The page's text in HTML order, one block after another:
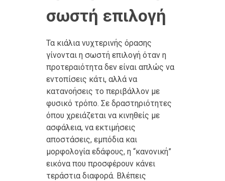
σωστή επιλογή
Τα κιάλια νυχτερινής όρασης
γίνονται η σωστή επιλογή όταν η
προτεραιότητα δεν είναι απλώς να
εντοπίσεις κάτι, αλλά να
κατανοήσεις το περιβάλλον με
φυσικό τρόπο. Σε δραστηριότητες
όπου χρειάζεται να κινηθείς με
ασφάλεια, να εκτιμήσεις
αποστάσεις, εμπόδια και
μορφολογία εδάφους, η “κανονική”
εικόνα που προσφέρουν κάνει
τεράστια διαφορά. Βλέπεις